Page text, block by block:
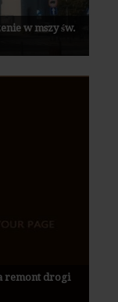
w mszy św.
remont drogi